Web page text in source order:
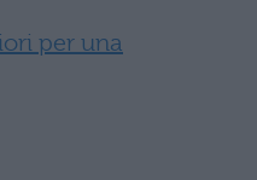
per una